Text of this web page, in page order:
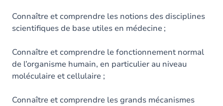
Connaître et comprendre les notions des disciplines
scientifiques de base utiles en médecine ;
Connaître et comprendre le fonctionnement normal
de l’organisme humain, en particulier au niveau
moléculaire et cellulaire ;
Connaître et comprendre les grands mécanismes